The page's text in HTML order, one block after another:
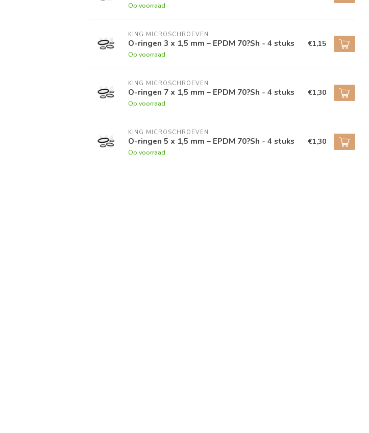
Op voorraad
KING MICROSCHROEVEN
O-ringen 3 x 1,5 mm – EPDM 70?Sh - 4 stuks
Op voorraad
€1,15
KING MICROSCHROEVEN
O-ringen 7 x 1,5 mm – EPDM 70?Sh - 4 stuks
Op voorraad
€1,30
KING MICROSCHROEVEN
O-ringen 5 x 1,5 mm – EPDM 70?Sh - 4 stuks
Op voorraad
€1,30